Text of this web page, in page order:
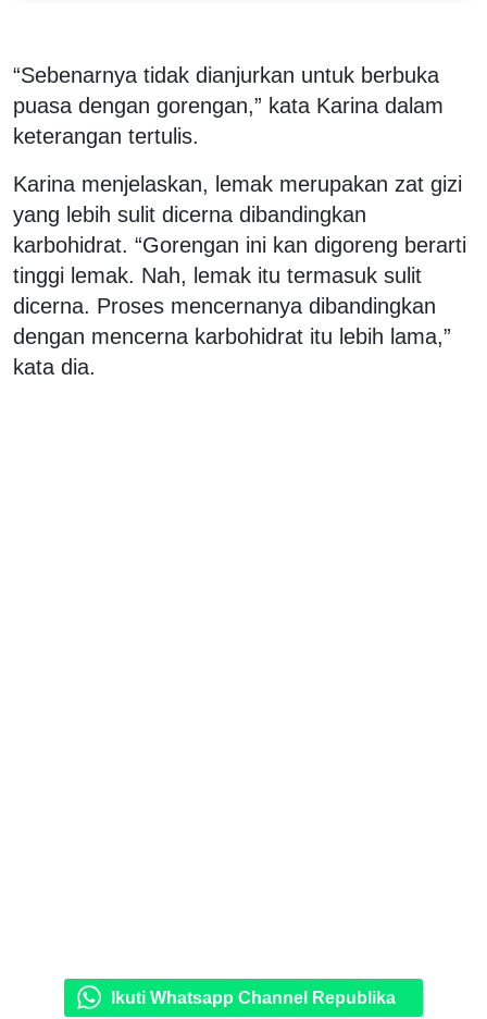
“Sebenarnya tidak dianjurkan untuk berbuka
puasa dengan gorengan,” kata Karina dalam
keterangan tertulis.
Karina menjelaskan, lemak merupakan zat gizi
yang lebih sulit dicerna dibandingkan
karbohidrat. “Gorengan ini kan digoreng berarti
tinggi lemak. Nah, lemak itu termasuk sulit
dicerna. Proses mencernanya dibandingkan
dengan mencerna karbohidrat itu lebih lama,”
kata dia.
Ikuti Whatsapp Channel Republika